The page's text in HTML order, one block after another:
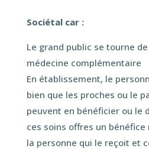
Sociétal car :
Le grand public se tourne
médecine complémentaire
En établissement, le
bien que les proches ou le
peuvent en bénéficier ou le
ces soins offres un
la personne qui le reçoit et